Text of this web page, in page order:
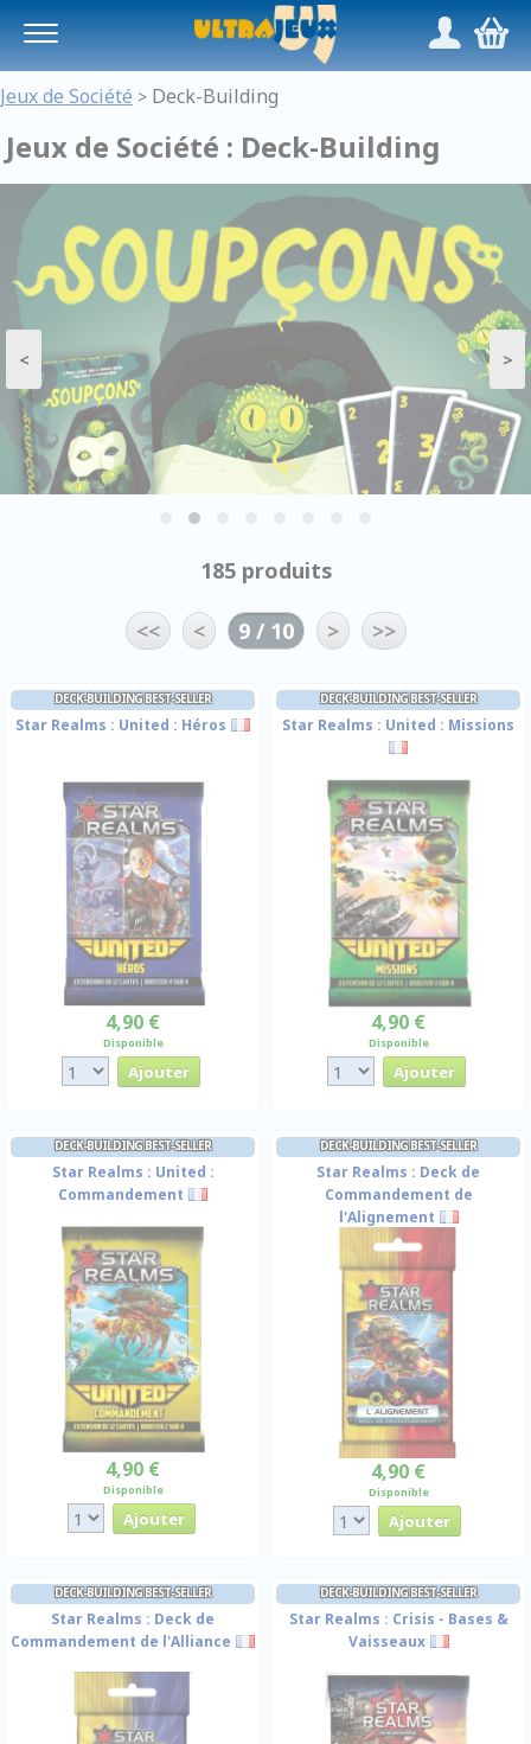
/,
Jeux de Société > Deck-Building
Jeux de Société : Deck-Building
< >
185 produits
<< < 9 / 10 > >>
DECK-BUILDING BEST-SELLER
Star Realms : United : Héros
4,90 €
Disponible
DECK-BUILDING BEST-SELLER
Star Realms : United : Missions
4,90 €
Disponible
DECK-BUILDING BEST-SELLER
Star Realms : United :
Commandement
4,90 €
Disponible
DECK-BUILDING BEST-SELLER
Star Realms : Deck de
Commandement de
l'Alignement
4,90 €
Disponible
DECK-BUILDING BEST-SELLER
Star Realms : Deck de
Commandement de l'Alliance
DECK-BUILDING BEST-SELLER
Star Realms : Crisis - Bases &
Vaisseaux